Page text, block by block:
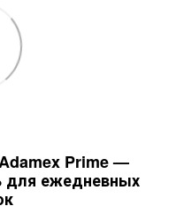
Prime —
для ежедневных